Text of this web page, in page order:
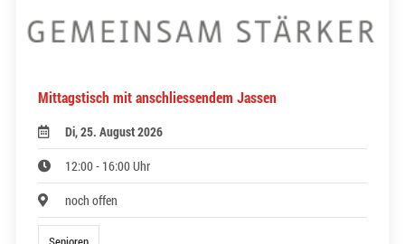
Mittagstisch mit anschliessendem Jassen
Di, 25. August 2026
12:00 - 16:00 Uhr
noch offen